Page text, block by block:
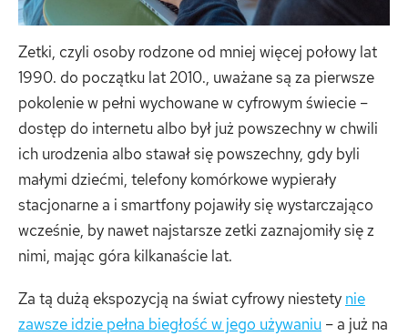
Zetki, czyli osoby rodzone od mniej więcej połowy lat
1990. do początku lat 2010., uważane są za pierwsze
pokolenie w pełni wychowane w cyfrowym świecie –
dostęp do internetu albo był już powszechny w chwili
ich urodzenia albo stawał się powszechny, gdy byli
małymi dziećmi, telefony komórkowe wypierały
stacjonarne a i smartfony pojawiły się wystarczająco
wcześnie, by nawet najstarsze zetki zaznajomiły się z
nimi, mając góra kilkanaście lat.
Za tą dużą ekspozycją na świat cyfrowy niestety nie
zawsze idzie pełna biegłość w jego używaniu – a już na